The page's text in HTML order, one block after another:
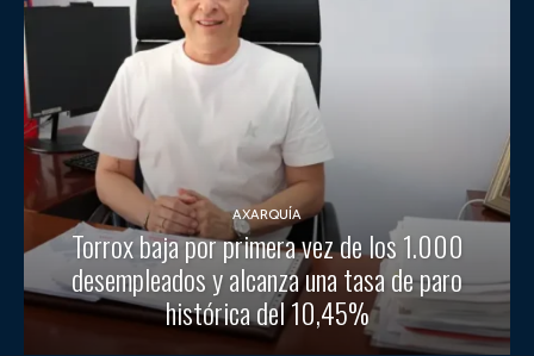
AXARQUÍA
Torrox baja por primera vez de los 1.000
desempleados y alcanza una tasa de paro
histórica del 10,45%